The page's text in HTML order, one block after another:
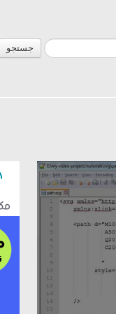
جستجو